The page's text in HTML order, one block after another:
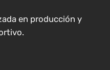
en producción y